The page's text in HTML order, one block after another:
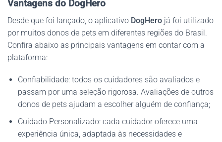
Vantagens do DogHero
Desde que foi lançado, o aplicativo DogHero já foi utilizado
por muitos donos de pets em diferentes regiões do Brasil.
Confira abaixo as principais vantagens em contar com a
plataforma:
Confiabilidade: todos os cuidadores são avaliados e
passam por uma seleção rigorosa. Avaliações de outros
donos de pets ajudam a escolher alguém de confiança;
Cuidado Personalizado: cada cuidador oferece uma
experiência única, adaptada às necessidades e